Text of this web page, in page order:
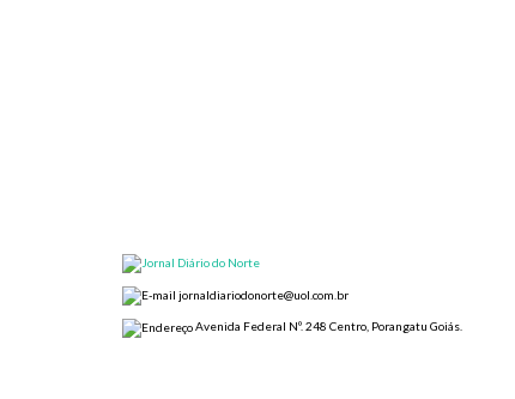
jornaldiariodonorte@uol.com.br
Avenida Federal Nº. 248 Centro, Porangatu Goiás.